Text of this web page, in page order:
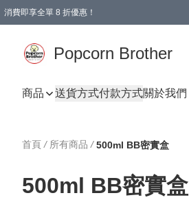
消費即享全單 8 折優惠！
Popcorn Brother
商品 送貨方式付款方式關於我們
首頁 / 所有商品 / 500ml BB密實盒
500ml BB密實盒